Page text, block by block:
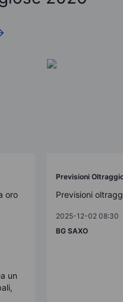
oro
un
Previsioni
Previsioni
2025-12-02 08:30
BG SAXO